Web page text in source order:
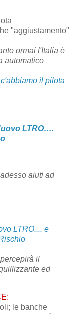
"aggiustamento"
ormai l'Italia è
automatico
c'abbiamo il pilota
LTRO….
adesso aiuti ad
LTRO.... e
il
ed
le banche